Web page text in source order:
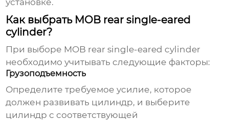
установке.
Как выбрать MOB rear single-eared
cylinder?
При выборе MOB rear single-eared cylinder
необходимо учитывать следующие факторы:
Грузоподъемность
Определите требуемое усилие, которое
должен развивать цилиндр, и выберите
цилиндр с соответствующей